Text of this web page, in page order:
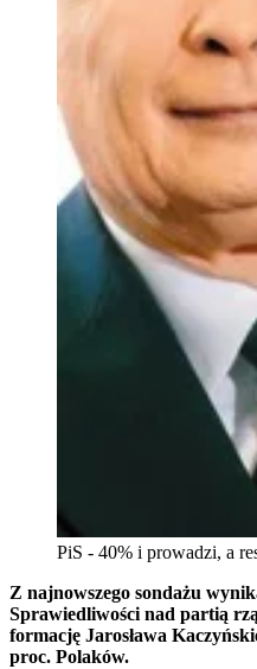
PiS - 40% i prowadzi, a
Z najnowszego sondażu
Sprawiedliwości nad partią
formację Jarosława
proc. Polaków.